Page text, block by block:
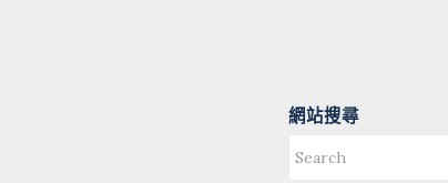
網站搜尋